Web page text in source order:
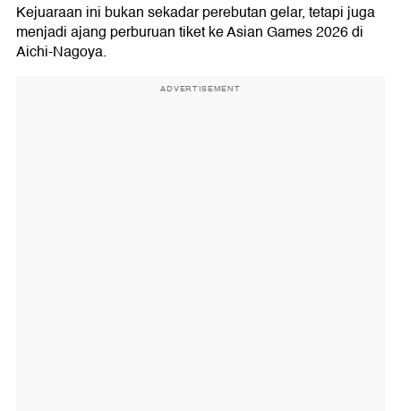
Kejuaraan ini bukan sekadar perebutan gelar, tetapi juga
menjadi ajang perburuan tiket ke Asian Games 2026 di
Aichi-Nagoya.
ADVERTISEMENT